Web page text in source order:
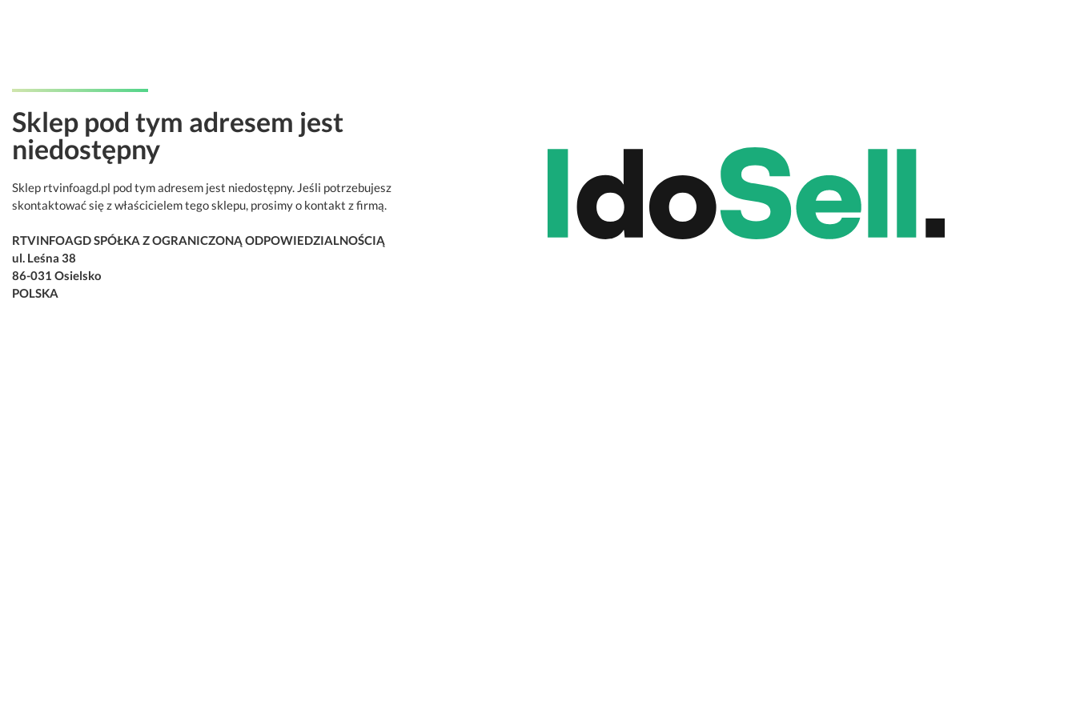
Sklep pod tym adresem jest
niedostępny
Sklep rtvinfoagd.pl pod tym adresem jest niedostępny. Jeśli potrzebujesz
skontaktować się z właścicielem tego sklepu, prosimy o kontakt z firmą.
RTVINFOAGD SPÓŁKA Z OGRANICZONĄ ODPOWIEDZIALNOŚCIĄ
ul. Leśna 38
86-031 Osielsko
POLSKA